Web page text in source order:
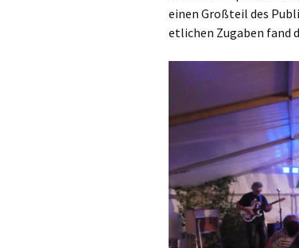
einen Großteil des
etlichen Zugaben fand